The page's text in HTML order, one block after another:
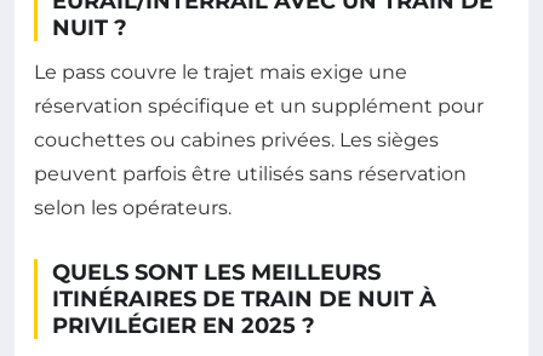
NUIT ?
Le pass couvre le trajet mais exige une
réservation spécifique et un supplément pour
couchettes ou cabines privées. Les sièges
peuvent parfois être utilisés sans réservation
selon les opérateurs.
QUELS SONT LES MEILLEURS
ITINÉRAIRES DE TRAIN DE NUIT À
PRIVILÉGIER EN 2025 ?